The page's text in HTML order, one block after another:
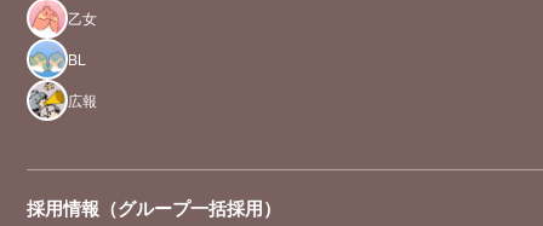
乙女
BL
広報
採用情報（グループ一括採用）